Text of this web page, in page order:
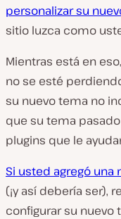
personalizar su
sitio luzca como
Mientras está en
no se esté
su nuevo tema no
que su tema
plugins que le
Si usted agregó
(¡y así debería ser),
configurar su nuevo